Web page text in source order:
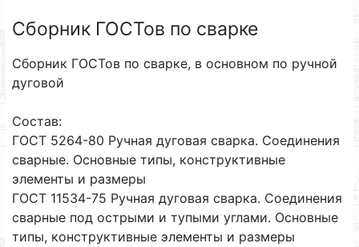
Сборник ГОСТов по сварке
Сборник ГОСТов по сварке, в основном по ручной
дуговой
Состав:
ГОСТ 5264-80 Ручная дуговая сварка. Соединения
сварные. Основные типы, конструктивные
элементы и размеры
ГОСТ 11534-75 Ручная дуговая сварка. Соединения
сварные под острыми и тупыми углами. Основные
типы, конструктивные элементы и размеры